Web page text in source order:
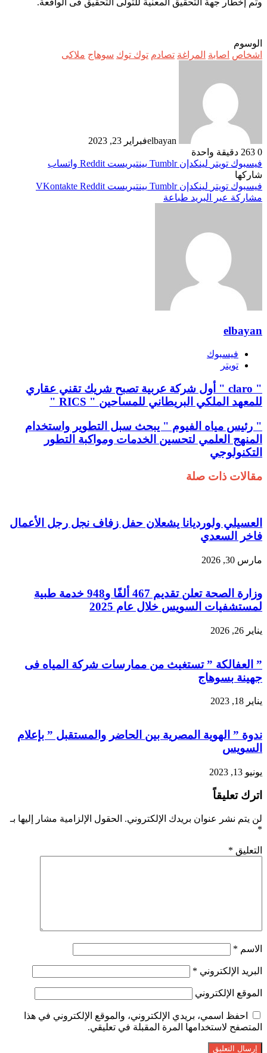
الوسوم
اشخاص اصابة المراغة تصادم توك توك سوهاج ملاكى
elbayanفبراير 23, 2023
0
دقيقة واحدة
فيسبوك تويتر لينكدإن بينتيريست
واتساب
شاركها
فيسبوك تويتر لينكدإن بينتيريست
مشاركة عبر البريد طباعة
elbayan
فيسبوك
تويتر
" claro " أول شركة عربية تصبح شريك تقني عقاري
للمعهد الملكي البريطاني للمساحين " RICS "
" رئيس مياه الفيوم " يبحث سبل التطوير واستخدام
المنهج العلمي لتحسين الخدمات ومواكبة التطور
التكنولوجي
مقالات ذات صلة
العسيلي ولورديانا يشعلان حفل زفاف نجل رجل الأعمال
فاخر السعدي
مارس 30, 2026
وزارة الصحة تعلن تقديم 467 ألفًا و948 خدمة طبية
لمستشفيات السويس خلال عام 2025
يناير 26, 2026
” العفالكة ” تستغيث من ممارسات شركة المياه فى
جهينة بسوهاج
يناير 18, 2023
ندوة ” الهوية المصرية بين الحاضر والمستقبل ” بإعلام
السويس
يونيو 13, 2023
اترك تعليقاً
لن يتم نشر عنوان بريدك الإلكتروني. الحقول الإلزامية مشار إليها بـ
*
التعليق *
الاسم *
البريد الإلكتروني *
الموقع الإلكتروني
احفظ اسمي، بريدي الإلكتروني، والموقع الإلكتروني في هذا
المتصفح لاستخدامها المرة المقبلة في تعليقي.